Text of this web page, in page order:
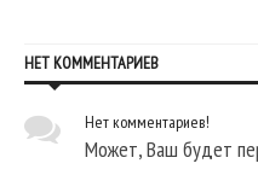
НЕТ КОММЕНТАРИЕВ
Нет комментариев!
Может, Ваш будет